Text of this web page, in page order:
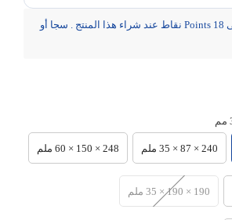
يحصل الأعضاء على 18 Points نقاط عند شراء هذا المنتج . سجا أو
240 × 87 × 35 ملم 248 × 150 × 60 ملم
190 × 190 × 35 ملم